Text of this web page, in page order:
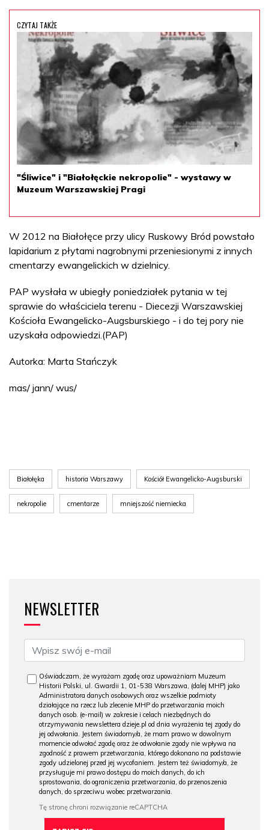
CZYTAJ TAKŻE
"Śliwice" i "Białołęckie nekropolie" - wystawy w
Muzeum Warszawskiej Pragi
W 2012 na Białołęce przy ulicy Ruskowy Bród powstało
lapidarium z płytami nagrobnymi przeniesionymi z innych
cmentarzy ewangelickich w dzielnicy.
PAP wysłała w ubiegły poniedziałek pytania w tej
sprawie do właściciela terenu - Diecezji Warszawskiej
Kościoła Ewangelicko-Augsburskiego - i do tej pory nie
uzyskała odpowiedzi.(PAP)
Autorka: Marta Stańczyk
mas/ jann/ wus/
Białołęka historia Warszawy Kościół Ewangelicko-Augsburski
nekropolie cmentarze mniejszość niemiecka
NEWSLETTER
Oświadczam, że wyrażam zgodę oraz upoważniam Muzeum
Historii Polski, ul. Gwardii 1, 01-538 Warszawa, (dalej MHP) jako
Administratora danych osobowych oraz wszelkie podmioty
działające na rzecz lub zlecenie MHP do przetwarzania moich
danych osob. (e-mail) w zakresie i celach niezbędnych do
otrzymywania newslettera dzieje.pl od dnia wyrażenia tej zgody do
jej odwołania. Jestem świadomy/a, że mam prawo w dowolnym
momencie odwołać zgodę oraz że odwołanie zgody nie wpływa na
zgodność z prawem przetwarzania, którego dokonano na podstawie
zgody udzielonej przed jej wycofaniem. Jestem też świadomy/a, że
przysługuje mi prawo dostępu do moich danych, do ich
sprostowania, do ograniczenia przetwarzania, do przenoszenia
danych, do sprzeciwu wobec przetwarzania.